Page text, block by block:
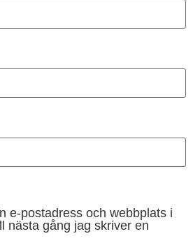
e-postadress och webbplats i
nästa gång jag skriver en